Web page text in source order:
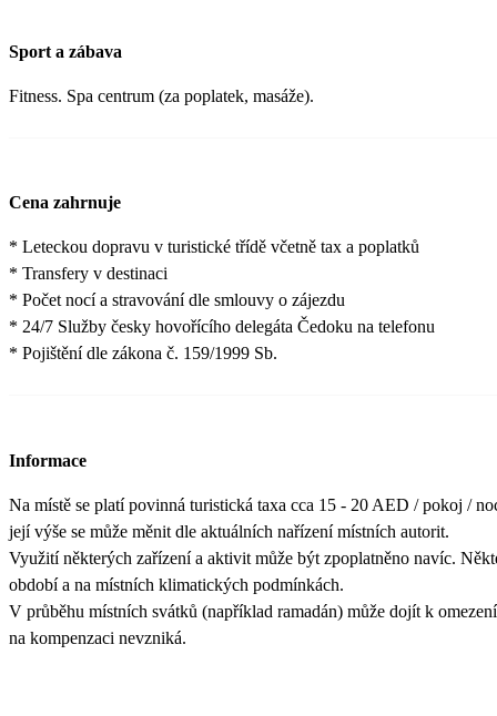
Sport a zábava
Fitness. Spa centrum (za poplatek, masáže).
Cena zahrnuje
* Leteckou dopravu v turistické třídě včetně tax a poplatků
* Transfery v destinaci
* Počet nocí a stravování dle smlouvy o zájezdu
* 24/7 Služby česky hovořícího delegáta Čedoku na telefonu
* Pojištění dle zákona č. 159/1999 Sb.
Informace
Na místě se platí povinná turistická taxa cca 15 - 20 AED / pokoj /
její výše se může měnit dle aktuálních nařízení místních autorit.
Využití některých zařízení a aktivit může být zpoplatněno navíc.
období a na místních klimatických podmínkách.
V průběhu místních svátků (například ramadán) může dojít k
na kompenzaci nevzniká.